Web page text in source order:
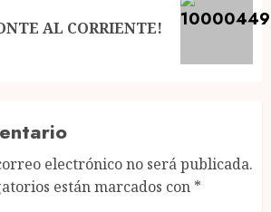
AL CORRIENTE!
electrónico no será publicada.
están marcados con *